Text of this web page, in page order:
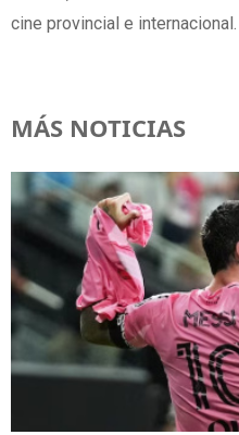
cine provincial e internacional.
MÁS NOTICIAS